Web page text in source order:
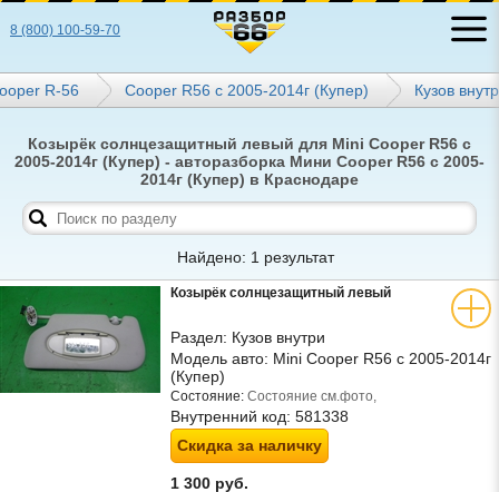
8 (800) 100-59-70
R-56 Cooper R56 с 2005-2014г (Купер) Кузов
Козырёк солнцезащитный левый для Mini Cooper R56 с
2005-2014г (Купер) - авторазборка Мини Cooper R56 с 2005-
2014г (Купер) в Краснодаре
Найдено: 1 результат
Козырёк солнцезащитный левый
Раздел: Кузов внутри
Модель авто: Mini Cooper R56 с 2005-2014г
(Купер)
Состояние: Состояние см.фото,
Внутренний код: 581338
Скидка за наличку
1 300 руб.